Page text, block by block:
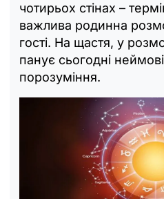
чотирьох стінах –
важлива родинна
гості. На щастя, у
панує сьогодні
порозуміння.